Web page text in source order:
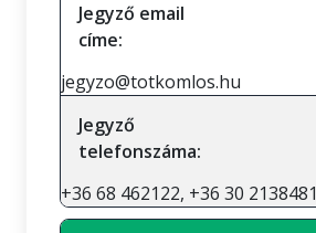
Jegyző email
címe:
jegyzo@totkomlos.hu
Jegyző
telefonszáma:
+36 68 462122, +36 30 2138481